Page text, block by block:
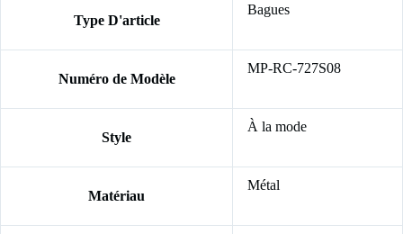
Type D'article
Bagues
Numéro de Modèle
MP-RC-727S08
Style
À la mode
Matériau
Métal